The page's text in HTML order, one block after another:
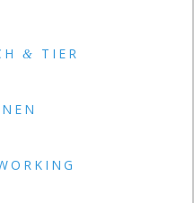
&
TIER